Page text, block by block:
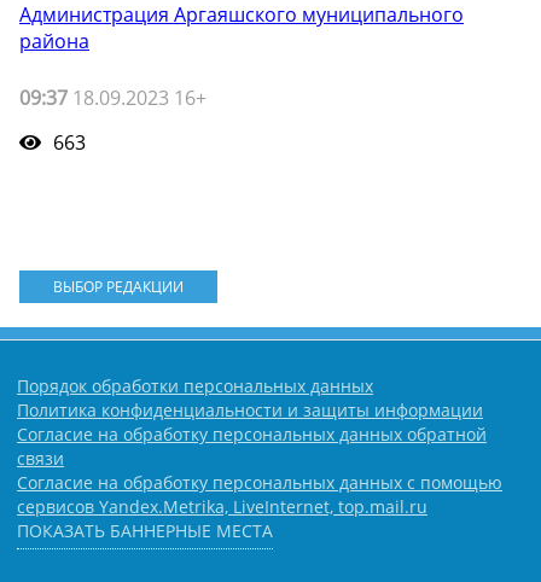
Администрация Аргаяшского муниципального
района
09:37 18.09.2023 16+
663
ВЫБОР РЕДАКЦИИ
Порядок обработки персональных данных
Политика конфиденциальности и защиты информации
Согласие на обработку персональных данных обратной
связи
Согласие на обработку персональных данных с помощью
сервисов Yandex.Metrika, LiveInternet, top.mail.ru
ПОКАЗАТЬ БАННЕРНЫЕ МЕСТА